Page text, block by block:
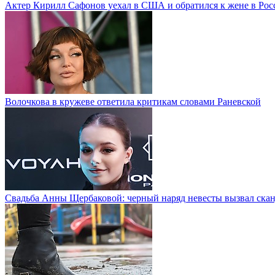
Актер Кирилл Сафонов уехал в США и обратился к жене в
Волочкова в кружеве ответила критикам словами Раневской
Свадьба Анны Щербаковой: черный наряд невесты вызвал